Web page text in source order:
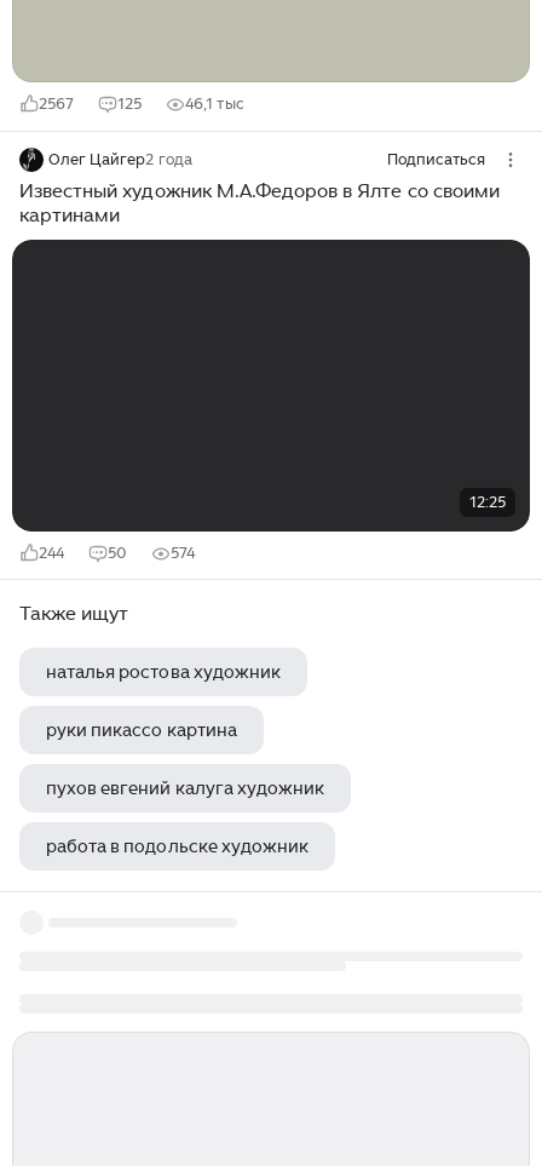
2567 125 46,1 тыс
Олег Цайгер2 года Подписаться
Известный художник М.А.Федоров в Ялте со своими
картинами
12:25
244 50 574
Также ищут
наталья ростова художник
руки пикассо картина
пухов евгений калуга художник
работа в подольске художник